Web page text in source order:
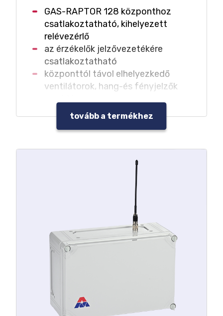
GAS-RAPTOR 128 központhoz
csatlakoztatható, kihelyezett
relévezérlő
az érzékelők jelzővezetékére
csatlakoztatható
központtól távol elhelyezkedő
ventilátorok, hang-és fényjelzők
távnyugtázás funkció
tovább a termékhez